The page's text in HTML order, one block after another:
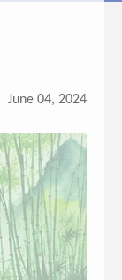
June 04, 2024